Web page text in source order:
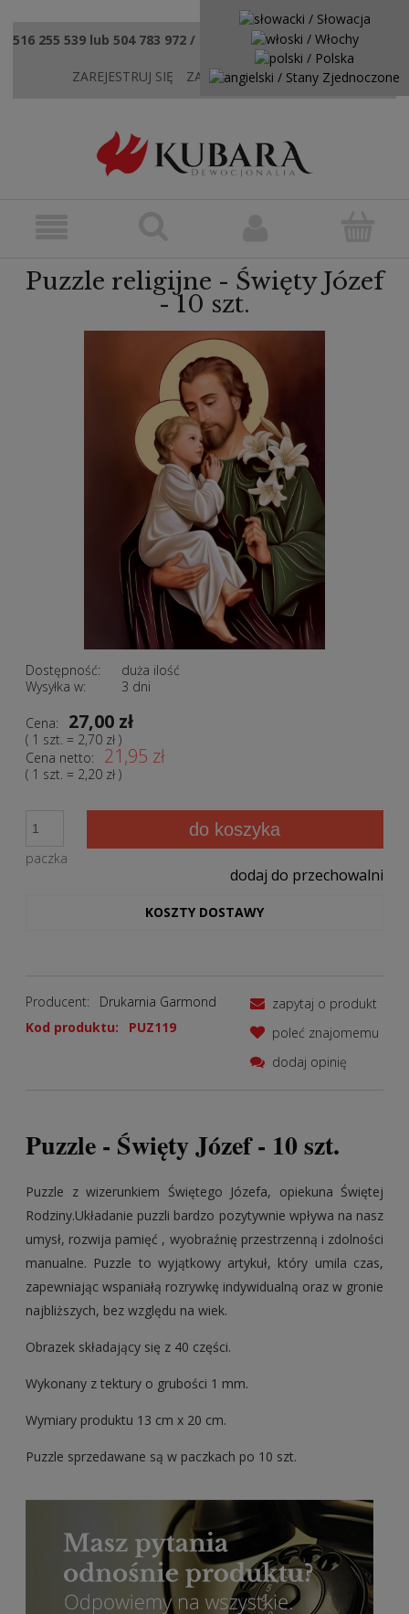
516 255 539 lub 504 783 972 / sklep@kubaradewocjonalia.pl
ZAREJESTRUJ SIĘ ZALOGUJ SIĘ KONTAKT
Puzzle religijne - Święty Józef
- 10 szt.
Dostępność:
duża ilość
Wysyłka w:
3 dni
Cena: 27,00 zł
( 1 szt. = 2,70 zł )
Cena netto:
21,95 zł
( 1 szt. = 2,20 zł )
paczka
do koszyka
dodaj do przechowalni
KOSZTY DOSTAWY
Producent:
Drukarnia Garmond
Kod produktu:
PUZ119
zapytaj o produkt
poleć znajomemu
dodaj opinię
Puzzle - Święty Józef - 10 szt.
Puzzle z wizerunkiem Świętego Józefa, opiekuna Świętej
Rodziny.Układanie puzzli bardzo pozytywnie wpływa na nasz
umysł, rozwija pamięć , wyobraźnię przestrzenną i zdolności
manualne. Puzzle to wyjątkowy artykuł, który umila czas,
zapewniając wspaniałą rozrywkę indywidualną oraz w gronie
najbliższych, bez względu na wiek.
Obrazek składający się z 40 części.
Wykonany z tektury o grubości 1 mm.
Wymiary produktu 13 cm x 20 cm.
Puzzle sprzedawane są w paczkach po 10 szt.